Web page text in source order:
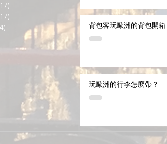
4 篇文章 背包客玩歐洲的背包開箱
玩歐洲的行李怎麼帶？